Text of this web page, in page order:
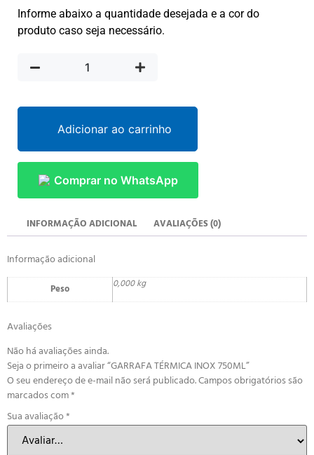
Informe abaixo a quantidade desejada e a cor do
produto caso seja necessário.
Adicionar ao carrinho
Comprar no WhatsApp
INFORMAÇÃO ADICIONAL AVALIAÇÕES (0)
Informação adicional
Peso 0,000 kg
Avaliações
Não há avaliações ainda.
Seja o primeiro a avaliar “GARRAFA TÉRMICA INOX 750ML”
O seu endereço de e-mail não será publicado.Campos obrigatórios são
marcados com*
Sua avaliação*